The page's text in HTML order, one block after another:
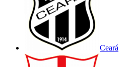
Ceará